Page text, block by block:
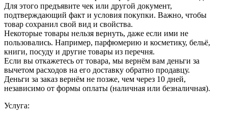
Для этого предъявите чек или другой документ,
подтверждающий факт и условия покупки. Важно, чтобы
товар сохранил свой вид и свойства.
Некоторые товары нельзя вернуть, даже если ими не
пользовались. Например, парфюмерию и косметику, бельё,
книги, посуду и другие товары из перечня.
Если вы откажетесь от товара, мы вернём вам деньги за
вычетом расходов на его доставку обратно продавцу.
Деньги за заказ вернём не позже, чем через 10 дней,
независимо от формы оплаты (наличная или безналичная).
Услуга: